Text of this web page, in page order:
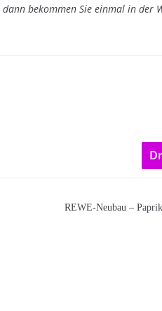
dann bekommen Sie einmal in der
REWE-Neubau –